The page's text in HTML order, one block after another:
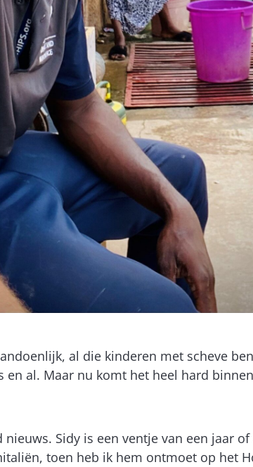
al die kinderen met scheve
al. Maar nu komt het heel hard
Sidy is een ventje van een jaar
toen heb ik hem ontmoet op het